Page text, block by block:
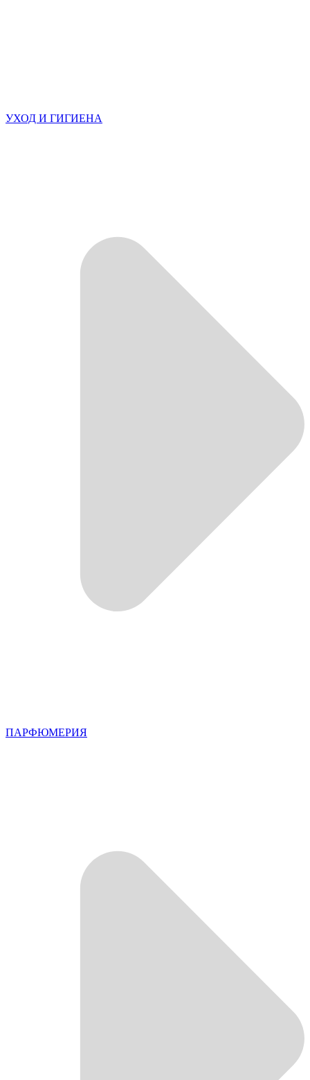
УХОД И ГИГИЕНА
ПАРФЮМЕРИЯ